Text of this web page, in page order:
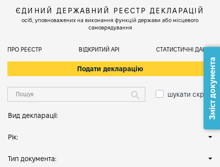
ЄДИНИЙ ДЕРЖАВНИЙ РЕЄСТР ДЕКЛАРАЦІЙ
осіб, уповноважених на виконання функцій держави або місцевого
самоврядування
ПРО РЕЄСТР ВІДКРИТИЙ АРІ СТАТИСТИЧНІ ДАНІ
Подати декларацію
шукати скрізь
Вид декларації:
Рік:
Тип документа:
Зміст документа